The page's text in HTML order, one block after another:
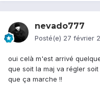
nevado777
Posté(e) 27 février
oui celà m'est arrivé
que soit la maj va régler
que ça marche !!